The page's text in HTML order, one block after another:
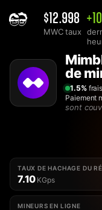
$12.998
MWC taux
Minage SOLO de Pool
de
1.5%
Paiement
sont
TAUX DE HACHAGE DU
7.10 KGps
MINEURS EN LIGNE